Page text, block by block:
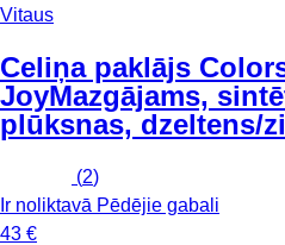
Vitaus
Celiņa paklājs
JoyMazgājams,
plūksnas, dzeltens/
(2)
Ir noliktavā Pēdējie gabali
43 €